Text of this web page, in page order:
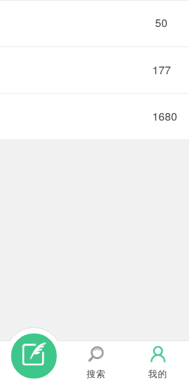
50
177
1680
搜索 我的